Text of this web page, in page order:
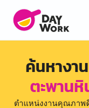
ค้นหางา
ตะพาน
ตำแหน่งงานคุณภาพ